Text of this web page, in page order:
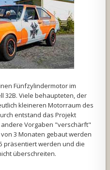
Fünfzylindermotor im
32B. Viele behaupteten, der
kleineren Motorraum des
entstand das Projekt
Vorgaben "verschärft"
3 Monaten gebaut werden
präsentiert werden und die
überschreiten.